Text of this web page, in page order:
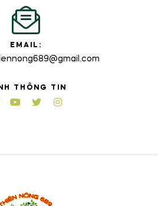
EMAIL:
THÔNG TIN